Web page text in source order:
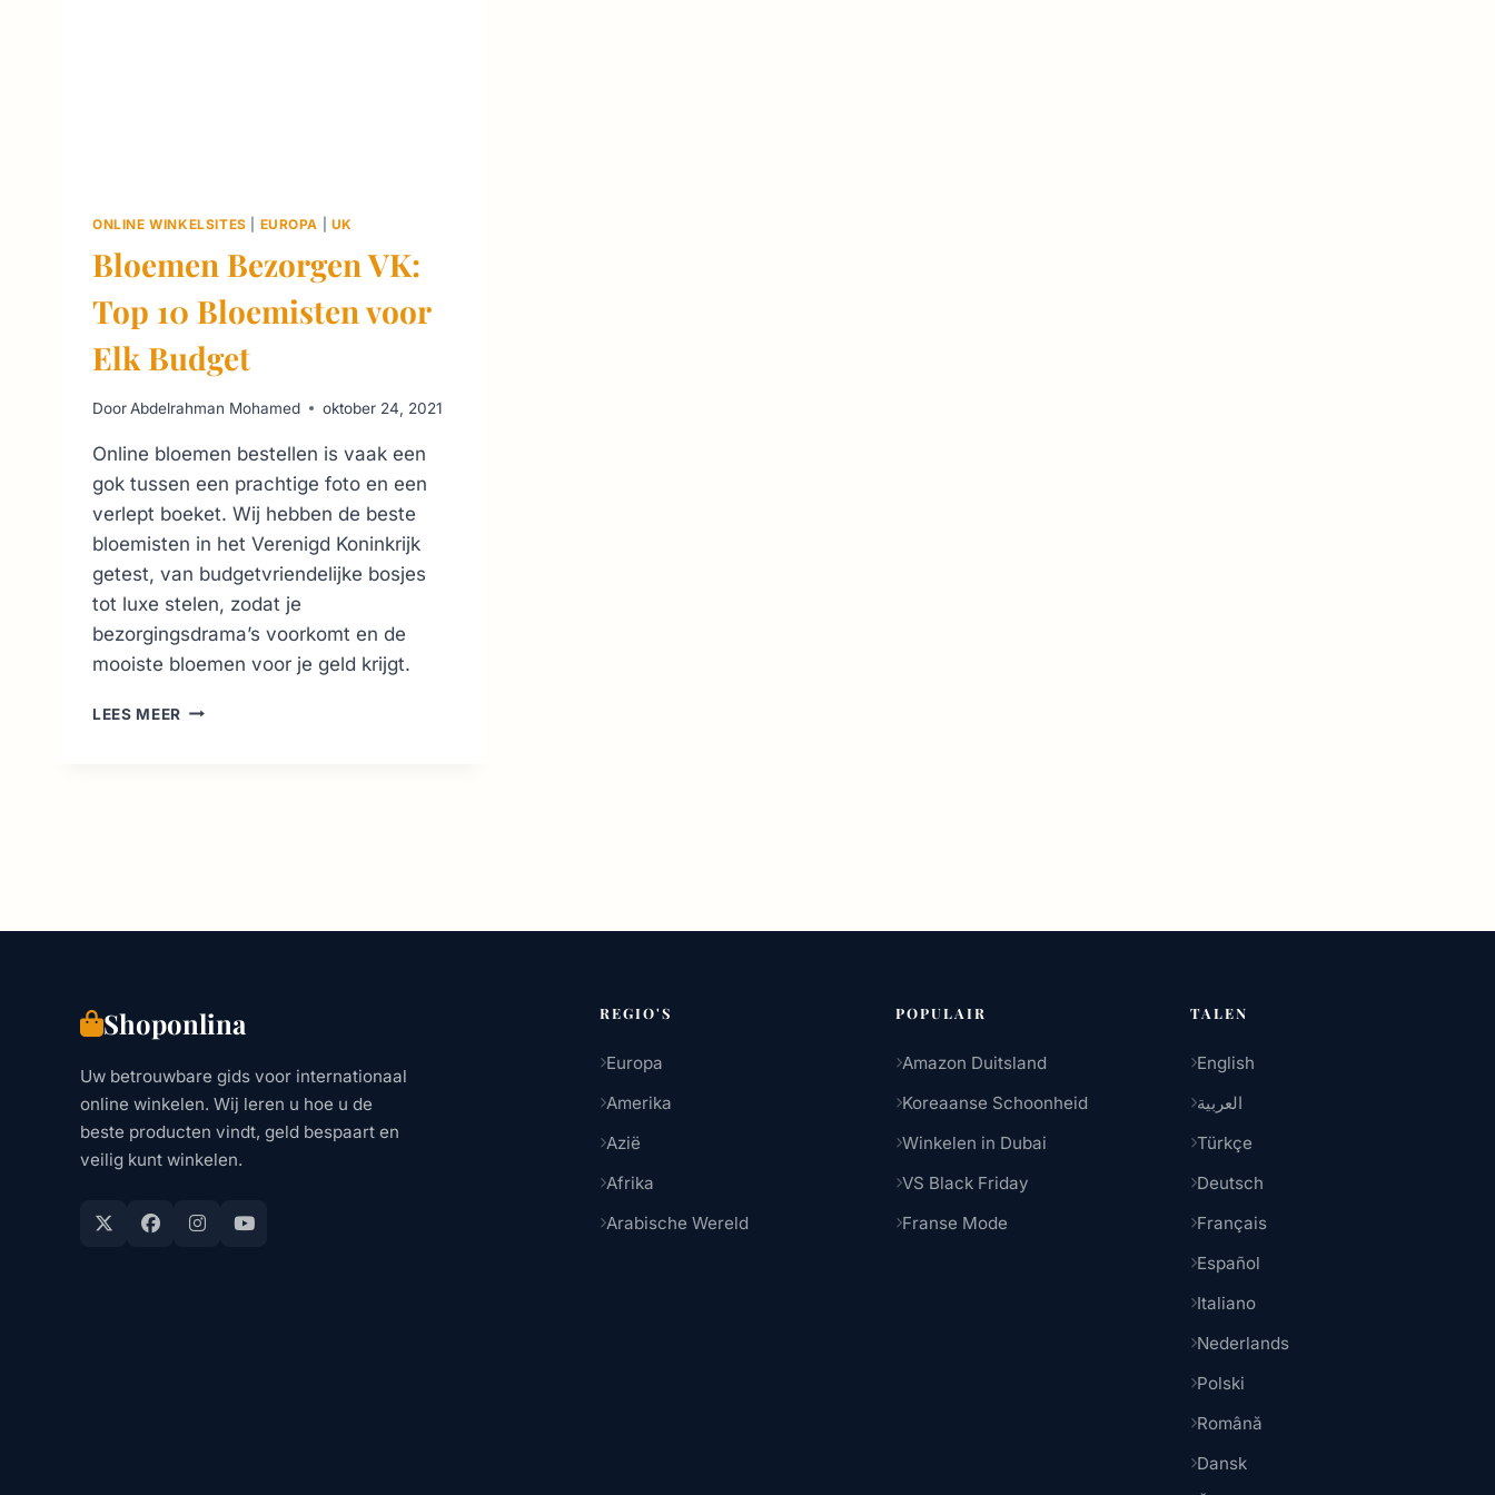
ONLINE WINKELSITES EUROPA UK
Bloemen Bezorgen VK:
Top 10 Bloemisten voor
Elk Budget
DoorAbdelrahman Mohamed oktober 24, 2021
Online bloemen bestellen is vaak een
gok tussen een prachtige foto en een
verlept boeket. Wij hebben de beste
bloemisten in het Verenigd Koninkrijk
getest, van budgetvriendelijke bosjes
tot luxe stelen, zodat je
bezorgingsdrama’s voorkomt en de
mooiste bloemen voor je geld krijgt.
LEES MEER BLOEMEN
Shoponlina
Uw betrouwbare gids voor internationaal
online winkelen. Wij leren u hoe u de
beste producten vindt, geld bespaart en
veilig kunt winkelen.
REGIO'S
Europa
Amerika
Azië
Afrika
Arabische Wereld
POPULAIR
Amazon Duitsland
Koreaanse Schoonheid
Winkelen in Dubai
VS Black Friday
Franse Mode
TALEN
English
العربية
Türkçe
Deutsch
Français
Español
Italiano
Nederlands
Polski
Română
Dansk